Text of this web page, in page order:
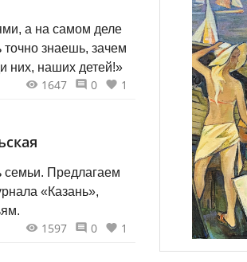
а на самом деле
знаешь, зачем
них, наших детей!»
1647 0
1
Предлагаем
«Казань»,
1597 0
1